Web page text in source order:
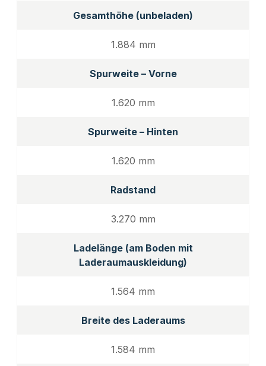
Gesamthöhe (unbeladen)
1.884 mm
Spurweite – Vorne
1.620 mm
Spurweite – Hinten
1.620 mm
Radstand
3.270 mm
Ladelänge (am Boden mit
Laderaumauskleidung)
1.564 mm
Breite des Laderaums
1.584 mm